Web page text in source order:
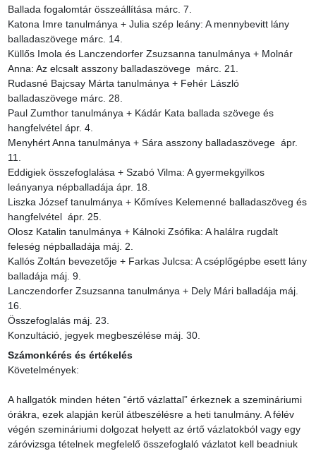
Ballada fogalomtár összeállítása márc. 7.
Katona Imre tanulmánya + Julia szép leány: A mennybevitt lány
balladaszövege márc. 14.
Küllős Imola és Lanczendorfer Zsuzsanna tanulmánya + Molnár
Anna: Az elcsalt asszony balladaszövege  márc. 21.
Rudasné Bajcsay Márta tanulmánya + Fehér László
balladaszövege márc. 28.
Paul Zumthor tanulmánya + Kádár Kata ballada szövege és
hangfelvétel ápr. 4.
Menyhért Anna tanulmánya + Sára asszony balladaszövege  ápr.
11.
Eddigiek összefoglalása + Szabó Vilma: A gyermekgyilkos
leányanya népballadája ápr. 18.
Liszka József tanulmánya + Kőmíves Kelemenné balladaszöveg és
hangfelvétel  ápr. 25.
Olosz Katalin tanulmánya + Kálnoki Zsófika: A halálra rugdalt
feleség népballadája máj. 2.
Kallós Zoltán bevezetője + Farkas Julcsa: A cséplőgépbe esett lány
balladája máj. 9.
Lanczendorfer Zsuzsanna tanulmánya + Dely Mári balladája máj.
16.
Összefoglalás máj. 23.
Konzultáció, jegyek megbeszélése máj. 30.
Számonkérés és értékelés
Követelmények:
A hallgatók minden héten “értő vázlattal” érkeznek a szemináriumi
órákra, ezek alapján kerül átbeszélésre a heti tanulmány. A félév
végén szemináriumi dolgozat helyett az értő vázlatokból vagy egy
záróvizsga tételnek megfelelő összefoglaló vázlatot kell beadniuk